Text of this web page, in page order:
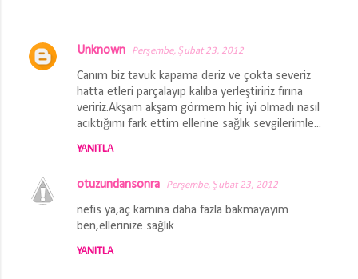
Y
a
Unknown Perşembe, Şubat 23, 2012
Canım biz tavuk kapama deriz ve çokta severiz
hatta etleri parçalayıp kalıba yerleştiririz fırına
veririz.Akşam akşam görmem hiç iyi olmadı nasıl
acıktığımı fark ettim ellerine sağlık sevgilerimle...
YANITLA
otuzundansonra Perşembe, Şubat 23, 2012
nefis ya,aç karnına daha fazla bakmayayım
ben,ellerinize sağlık
YANITLA